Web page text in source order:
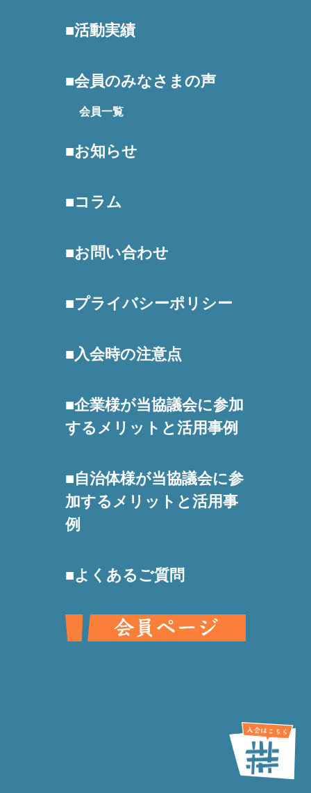
活動実績
会員のみなさまの声
会員一覧
お知らせ
コラム
お問い合わせ
プライバシーポリシー
入会時の注意点
企業様が当協議会に参加
するメリットと活用事例
自治体様が当協議会に参
加するメリットと活用事
例
よくあるご質問